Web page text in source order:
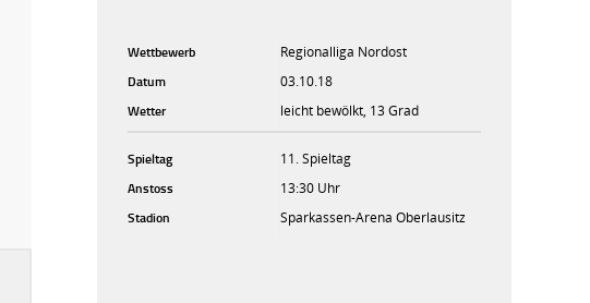
Wettbewerb
Regionalliga Nordost
Datum
03.10.18
Wetter
leicht bewölkt, 13 Grad
Spieltag
11. Spieltag
Anstoss
13:30 Uhr
Stadion
Sparkassen-Arena Oberlausitz